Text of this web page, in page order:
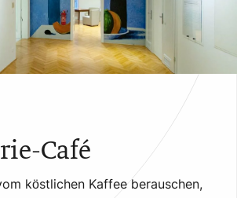
Café
köstlichen Kaffee berauschen,